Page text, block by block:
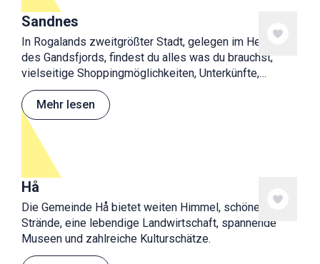
Sandnes
In Rogalands zweitgrößter Stadt, gelegen im Herzen
des Gandsfjords, findest du alles was du brauchst;
vielseitige Shoppingmöglichkeiten, Unterkünfte,
Museum, Skatepark und Spielplatz, Cafés und
Restaurants. Ausreichend Aktivitäten für schöne
Ferientage!
Mehr lesen
Hå
Die Gemeinde Hå bietet weiten Himmel, schöne
Strände, eine lebendige Landwirtschaft, spannende
Museen und zahlreiche Kulturschätze.